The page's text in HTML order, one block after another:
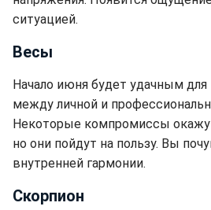
ситуацией.
Весы
Начало июня будет удачным для
между личной и
Некоторые компромиссы
но они пойдут на пользу. Вы
внутренней гармонии.
Скорпион